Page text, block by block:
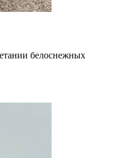
белоснежных